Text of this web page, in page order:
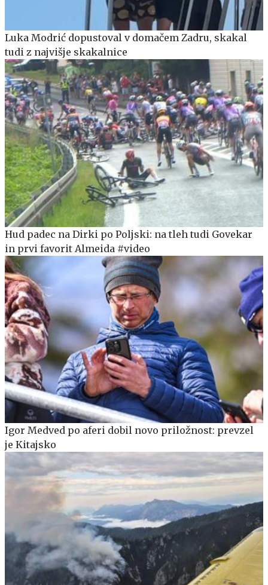
Luka Modrić dopustoval v domačem Zadru, skakal
tudi z najvišje skakalnice
Hud padec na Dirki po Poljski: na tleh tudi Govekar
in prvi favorit Almeida #video
Igor Medved po aferi dobil novo priložnost: prevzel
je Kitajsko